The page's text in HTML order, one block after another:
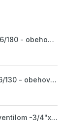
AVANSA 25-6/180 - obehové čerpadlo, pripojovací závit 6/4"
AVANSA 15-6/130 - obehové čerpadlo, pripojovací závit 1"
Šróbenie k ventilom -3/4"x 1/2"